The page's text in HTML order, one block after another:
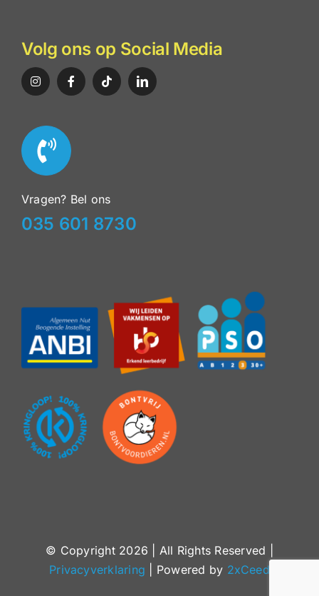
Volg ons op Social Media
Vragen? Bel ons
035 601 8730
© Copyright 2026 | All Rights Reserved |
Privacyverklaring | Powered by 2xCeed